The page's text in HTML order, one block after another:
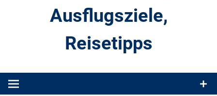
Ausflugsziele,
Reisetipps
Produkttests und Buchrezensionen. Ein Blog für alle, die gern